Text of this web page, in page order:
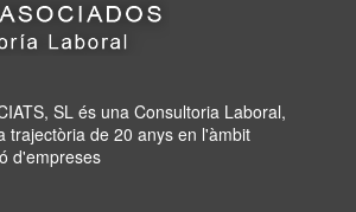
SL és una Consultoria Laboral,
trajectòria de 20 anys en l'àmbit
d'empreses